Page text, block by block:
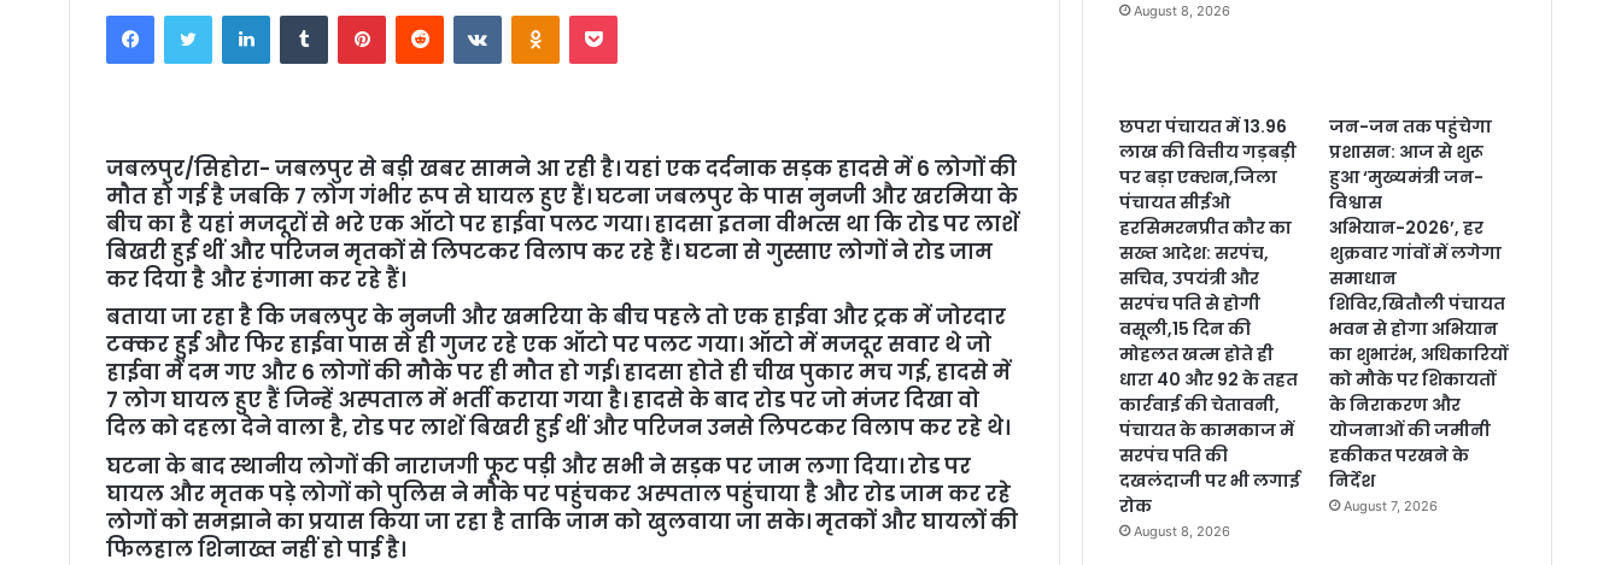
n
d
m
a
जबलपुर/सिहोरा- जबलपुर से बड़ी खबर सामने आ रही है। यहां एक दर्दनाक सड़क हादसे में 6 लोगों की
मौत हो गई है जबकि 7 लोग गंभीर रूप से घायल हुए हैं। घटना जबलपुर के पास नुनजी और खरमिया के
बीच का है यहां मजदूरों से भरे एक ऑटो पर हाईवा पलट गया। हादसा इतना वीभत्स था कि रोड पर लाशें
बिखरी हुई थीं और परिजन मृतकों से लिपटकर विलाप कर रहे हैं। घटना से गुस्साए लोगों ने रोड जाम
कर दिया है और हंगामा कर रहे हैं।
बताया जा रहा है कि जबलपुर के नुनजी और खमरिया के बीच पहले तो एक हाईवा और ट्रक में जोरदार
टक्कर हुई और फिर हाईवा पास से ही गुजर रहे एक ऑटो पर पलट गया। ऑटो में मजदूर सवार थे जो
हाईवा में दम गए और 6 लोगों की मौके पर ही मौत हो गई। हादसा होते ही चीख पुकार मच गई, हादसे में
7 लोग घायल हुए हैं जिन्हें अस्पताल में भर्ती कराया गया है। हादसे के बाद रोड पर जो मंजर दिखा वो
दिल को दहला देने वाला है, रोड पर लाशें बिखरी हुई थीं और परिजन उनसे लिपटकर विलाप कर रहे थे।
घटना के बाद स्थानीय लोगों की नाराजगी फूट पड़ी और सभी ने सड़क पर जाम लगा दिया। रोड पर
घायल और मृतक पड़े लोगों को पुलिस ने मौके पर पहुंचकर अस्पताल पहुंचाया है और रोड जाम कर रहे
लोगों को समझाने का प्रयास किया जा रहा है ताकि जाम को खुलवाया जा सके। मृतकों और घायलों की
फिलहाल शिनाख्त नहीं हो पाई है।
August 8, 2026
छपरा पंचायत में 13.96
लाख की वित्तीय गड़बड़ी
पर बड़ा एक्शन,जिला
पंचायत सीईओ
हरसिमरनप्रीत कौर का
सख्त आदेश: सरपंच,
सचिव, उपयंत्री और
सरपंच पति से होगी
वसूली,15 दिन की
मोहलत खत्म होते ही
धारा 40 और 92 के तहत
कार्रवाई की चेतावनी,
पंचायत के कामकाज में
सरपंच पति की
दखलंदाजी पर भी लगाई
रोक
August 8, 2026
जन-जन तक पहुंचेगा
प्रशासन: आज से शुरू
हुआ ‘मुख्यमंत्री जन-
विश्वास
अभियान-2026’, हर
शुक्रवार गांवों में लगेगा
समाधान
शिविर,खितौली पंचायत
भवन से होगा अभियान
का शुभारंभ, अधिकारियों
को मौके पर शिकायतों
के निराकरण और
योजनाओं की जमीनी
हकीकत परखने के
निर्देश
August 7, 2026